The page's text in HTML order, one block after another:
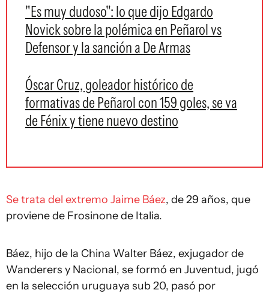
"Es muy dudoso": lo que dijo Edgardo
Novick sobre la polémica en Peñarol vs
Defensor y la sanción a De Armas
Óscar Cruz, goleador histórico de
formativas de Peñarol con 159 goles, se va
de Fénix y tiene nuevo destino
Se trata del extremo Jaime Báez, de 29 años, que
proviene de Frosinone de Italia.
Báez, hijo de la China Walter Báez, exjugador de
Wanderers y Nacional, se formó en Juventud, jugó
en la selección uruguaya sub 20, pasó por